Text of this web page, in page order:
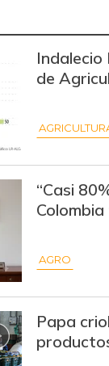
$ 15.000,00
$ 32.097,00
$ 31.430,00
$ 18.500,00
$ 7.639,00
$ 177.941,00
Indalecio
de
“Casi
AGRO
Papa